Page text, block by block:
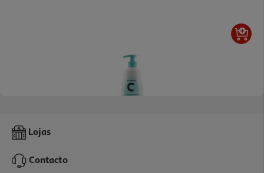
Gel Cosmia Íntimo Frescura Com Aloé Vera 200ml
1,49 €
Lojas
Contacto